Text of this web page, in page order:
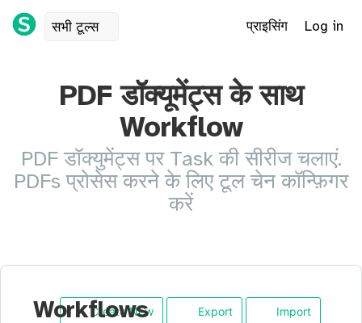
सभी टूल्स प्राइसिंग Log in
PDF डॉक्यूमेंट्स के साथ
Workflow
PDF डॉक्युमेंट्स पर Task की सीरीज चलाएं.
PDFs प्रोसेस करने के लिए टूल चेन कॉन्फ़िगर
करें
Workflows
Create New Export Import